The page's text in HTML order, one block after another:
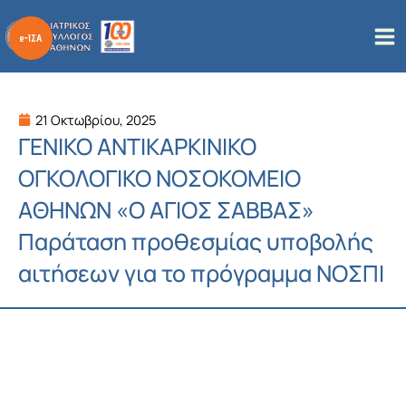
στο
περιεχόμενο
21 Οκτωβρίου, 2025
ΓΕΝΙΚΟ ΑΝΤΙΚΑΡΚΙΝΙΚΟ
ΟΓΚΟΛΟΓΙΚΟ ΝΟΣΟΚΟΜΕΙΟ
ΑΘΗΝΩΝ «Ο ΑΓΙΟΣ ΣΑΒΒΑΣ»
Παράταση προθεσμίας υποβολής
αιτήσεων για το πρόγραμμα ΝΟΣΠΙ